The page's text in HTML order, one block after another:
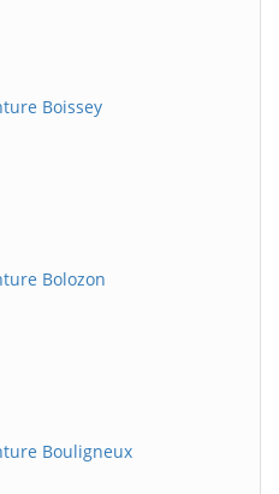
Boissey
Bolozon
Bouligneux